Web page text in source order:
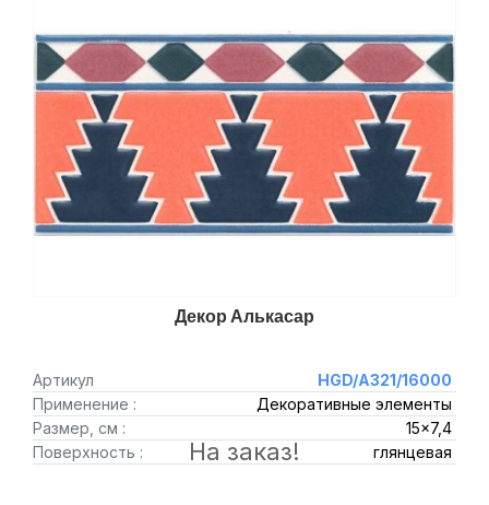
Декор Алькасар
Артикул
HGD/A321/16000
Применение :
Декоративные элементы
Размер, см :
15x7,4
Поверхность :
глянцевая
На заказ!